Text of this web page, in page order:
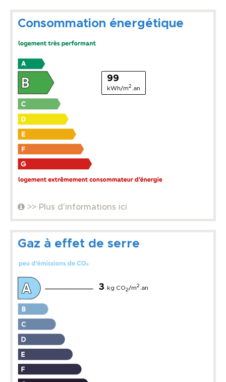
Consommation énergétique
99
kWh/m2 .an
>> Plus d'informations ici
Gaz à effet de serre
3 kg CO2/m2 .an